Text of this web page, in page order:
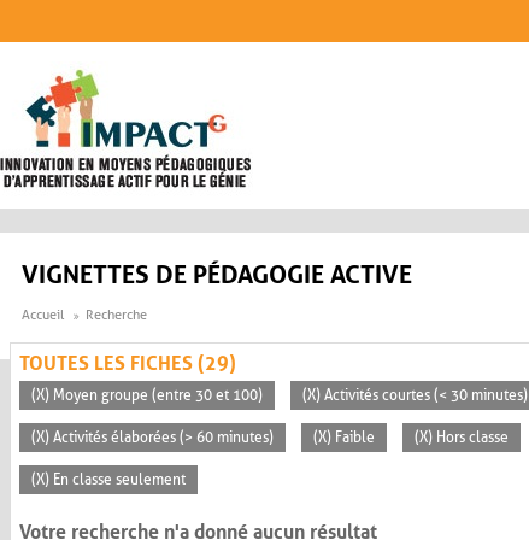
VIGNETTES DE PÉDAGOGIE ACTIVE
Accueil Recherche
TOUTES LES FICHES (29)
(X) Moyen groupe (entre 30 et 100) (X) Activités courtes (< 30 minutes)
(X) Activités élaborées (> 60 minutes) (X) Faible (X) Hors classe
(X) En classe seulement
Votre recherche n'a donné aucun résultat